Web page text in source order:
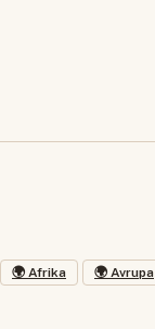
🌍 Afrika 🌍 Avrupa